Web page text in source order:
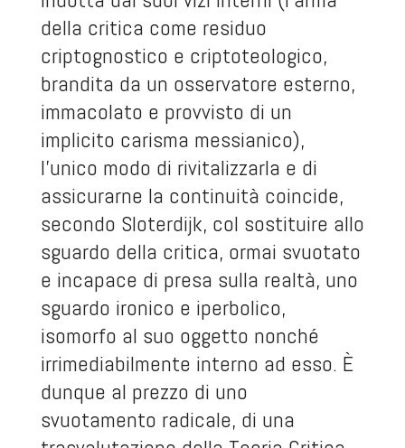
della critica come residuo
criptognostico e criptoteologico,
brandita da un osservatore esterno,
immacolato e provvisto di un
implicito carisma messianico),
l’unico modo di rivitalizzarla e di
assicurarne la continuità coincide,
secondo Sloterdijk, col sostituire allo
sguardo della critica, ormai svuotato
e incapace di presa sulla realtà, uno
sguardo ironico e iperbolico,
isomorfo al suo oggetto nonché
irrimediabilmente interno ad esso. È
dunque al prezzo di uno
svuotamento radicale, di una